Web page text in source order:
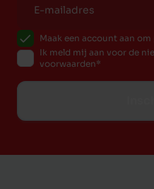
Maak een account aan
Ik meld mij aan voor de
voorwaarden